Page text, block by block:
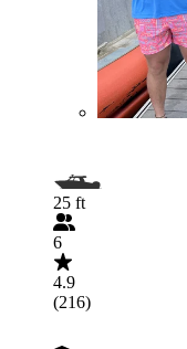
25 ft
6
4.9
(216)